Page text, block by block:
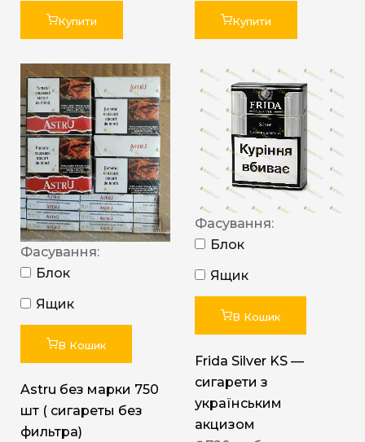
Купити Купити
Фасування:
Блок
Ящик
В Кошик
Astru без марки 750
шт ( сигареты без
фильтра)
Фасування:
Блок
Ящик
В Кошик
Frida Silver KS —
сигарети з
українським
акцизом